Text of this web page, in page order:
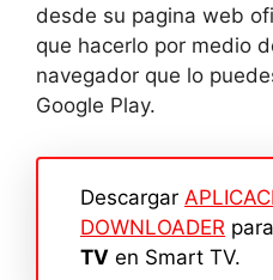
desde su pagina web
que hacerlo por medio
navegador que lo
Google Play.
Descargar
DOWNLOADER
TV en Smart TV.